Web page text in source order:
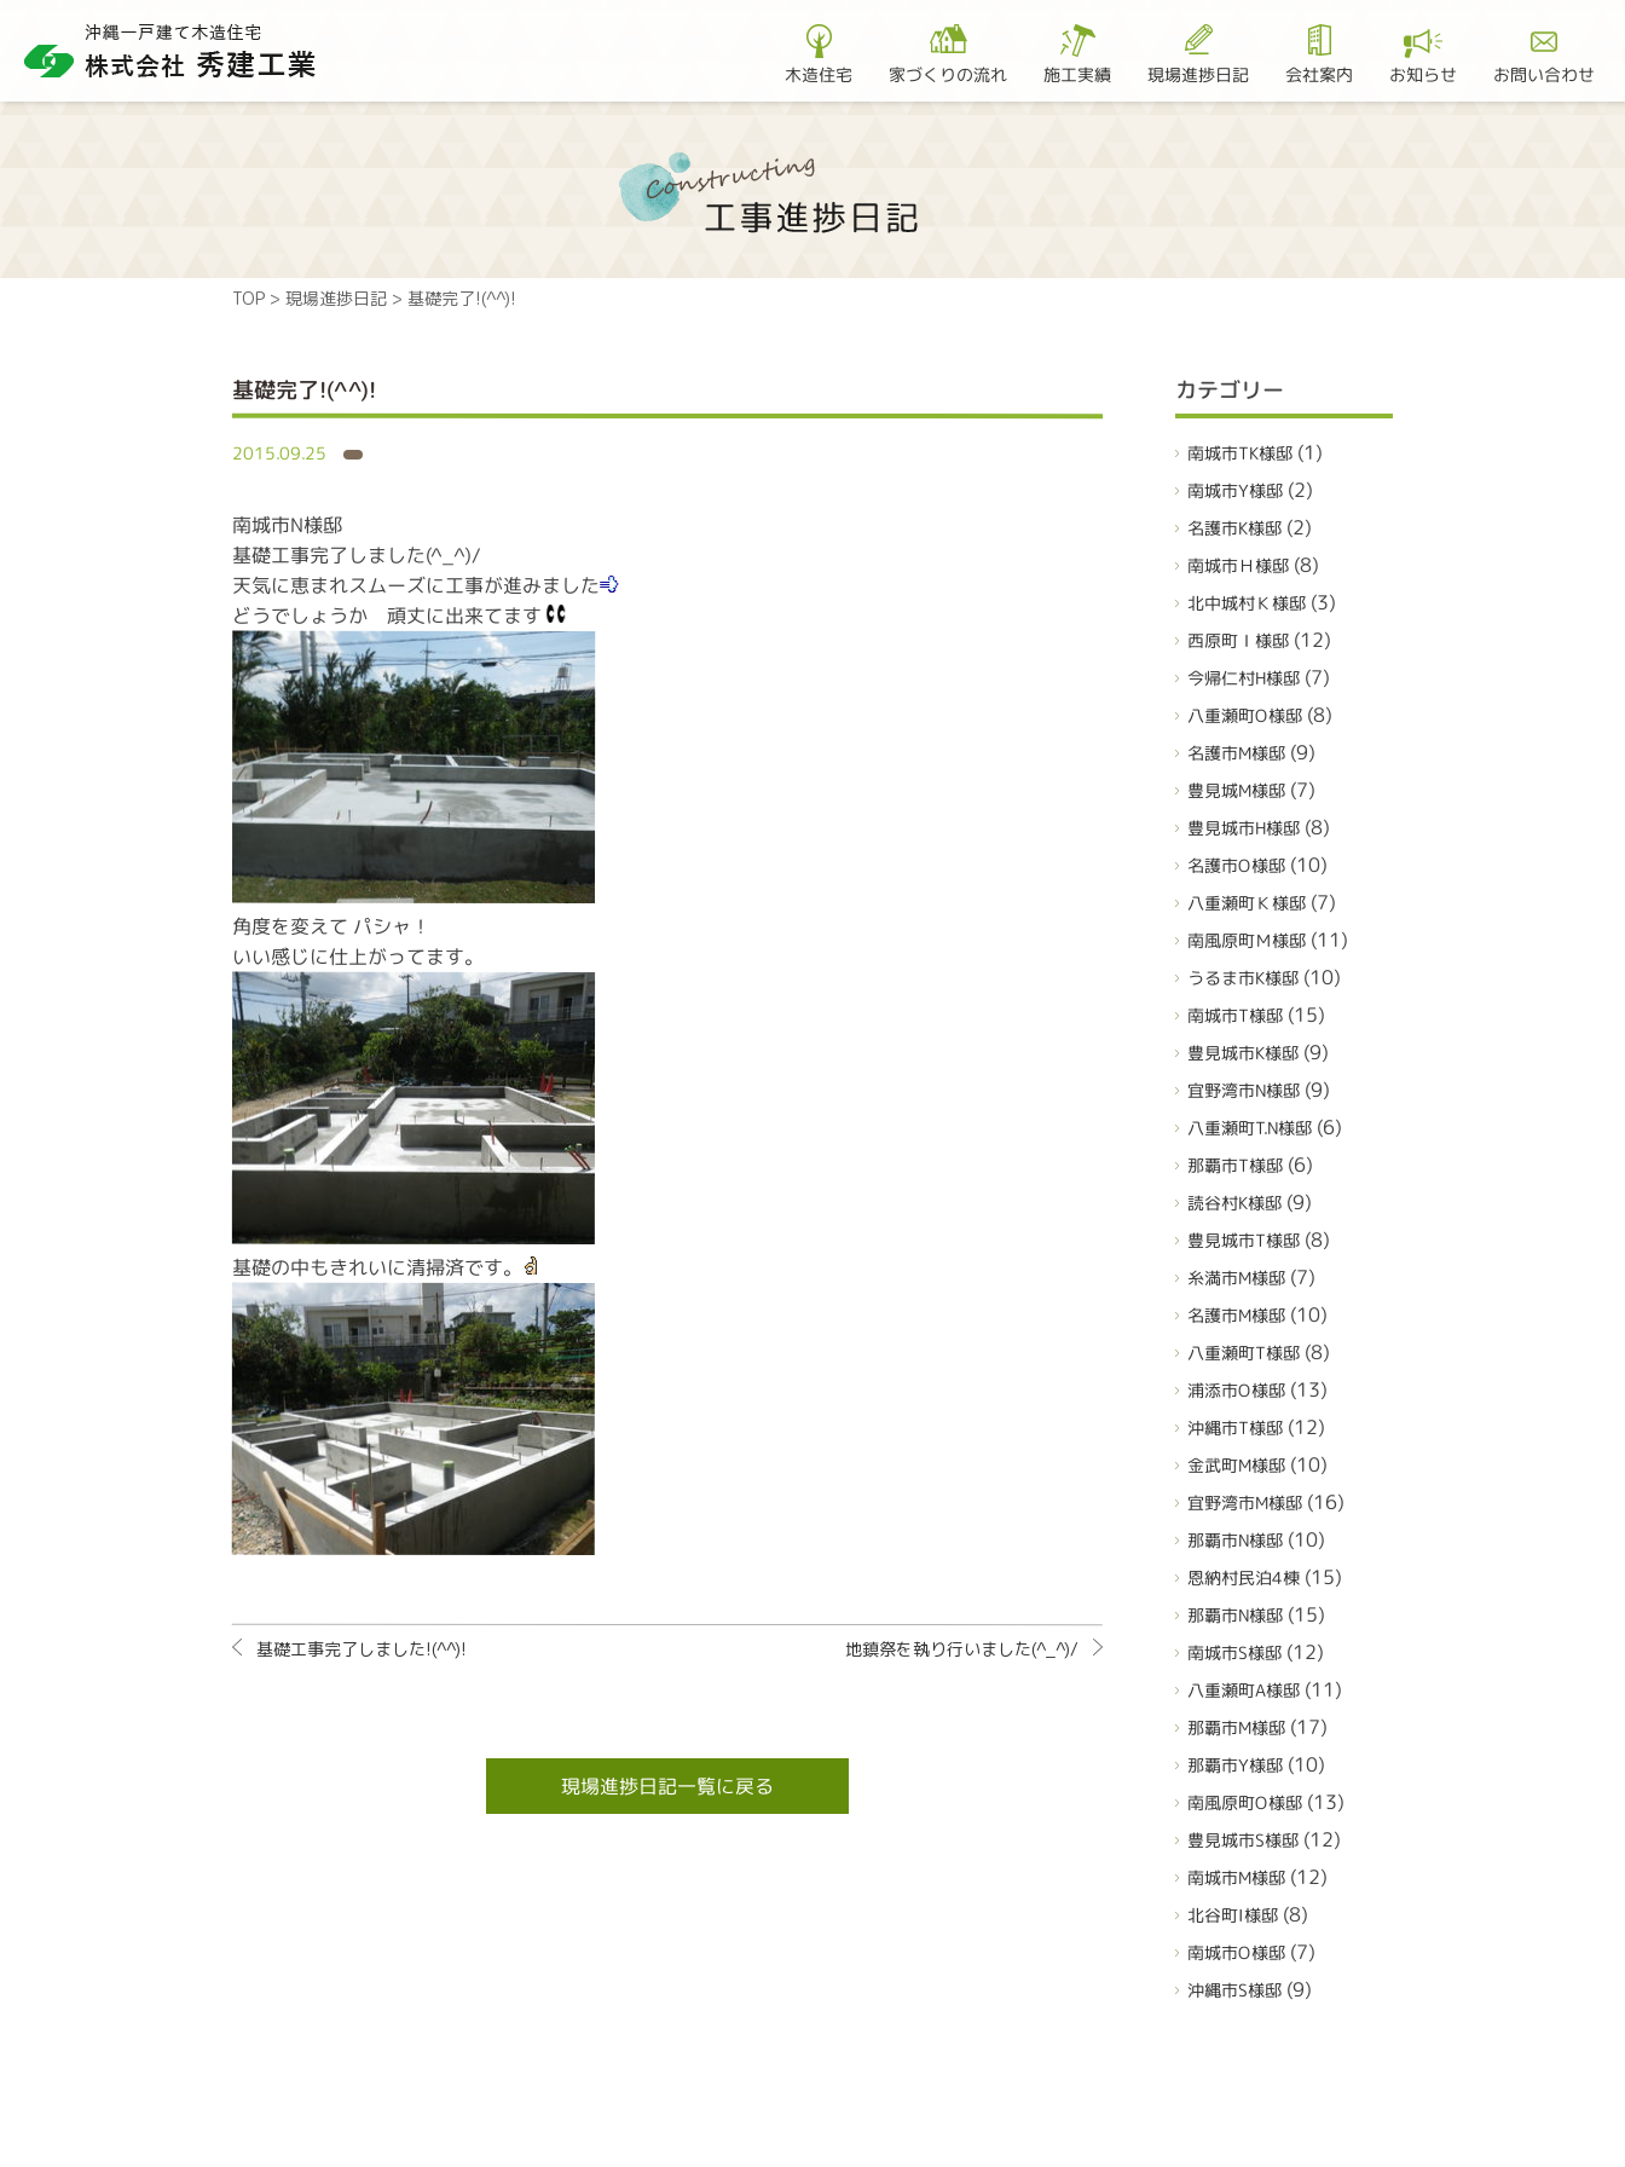
木造住宅 家づくりの流れ 施工実績 現場進捗日記 会社案内 お知らせ お問い合わせ
TOP > 現場進捗日記 > 基礎完了!(^^)!
基礎完了!(^^)!
2015.09.25
南城市N様邸
基礎工事完了しました(^_^)/
天気に恵まれスムーズに工事が進みました
どうでしょうか 頑丈に出来てます
角度を変えて パシャ！
いい感じに仕上がってます。
基礎の中もきれいに清掃済です。
基礎工事完了しました!(^^)! 地鎮祭を執り行いました(^_^)/
現場進捗日記一覧に戻る
カテゴリー
南城市TK様邸(1)
南城市Y様邸(2)
名護市K様邸(2)
南城市Ｈ様邸(8)
北中城村Ｋ様邸(3)
西原町Ｉ様邸(12)
今帰仁村H様邸(7)
八重瀬町O様邸(8)
名護市M様邸(9)
豊見城M様邸(7)
豊見城市H様邸(8)
名護市O様邸(10)
八重瀬町Ｋ様邸(7)
南風原町Ｍ様邸(11)
うるま市K様邸(10)
南城市T様邸(15)
豊見城市K様邸(9)
宜野湾市N様邸(9)
八重瀬町T.N様邸(6)
那覇市T様邸(6)
読谷村K様邸(9)
豊見城市T様邸(8)
糸満市M様邸(7)
名護市M様邸(10)
八重瀬町T様邸(8)
浦添市O様邸(13)
沖縄市T様邸(12)
金武町M様邸(10)
宜野湾市M様邸(16)
那覇市N様邸(10)
恩納村民泊4棟(15)
那覇市N様邸(15)
南城市S様邸(12)
八重瀬町A様邸(11)
那覇市M様邸(17)
那覇市Y様邸(10)
南風原町O様邸(13)
豊見城市S様邸(12)
南城市M様邸(12)
北谷町I様邸(8)
南城市O様邸(7)
沖縄市S様邸(9)